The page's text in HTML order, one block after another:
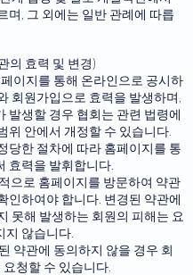
며, 그 외에는 일반 관례에 따릅
의 효력 및 변경)
이지를 통해 온라인으로 공시하
회원가입으로 효력을 발생하며,
발생할 경우 협회는 관련 법령에
위 안에서 개정할 수 있습니다.
당한 절차에 따라 홈페이지를 통
효력을 발휘합니다.
으로 홈페이지를 방문하여 약관
인하여야 합니다. 변경된 약관에
못해 발생하는 회원의 피해는 요
지 않습니다.
약관에 동의하지 않을 경우 회
청할 수 있습니다.